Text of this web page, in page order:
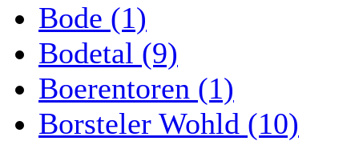
Bode (1)
Bodetal (9)
Boerentoren (1)
Borsteler Wohld (10)